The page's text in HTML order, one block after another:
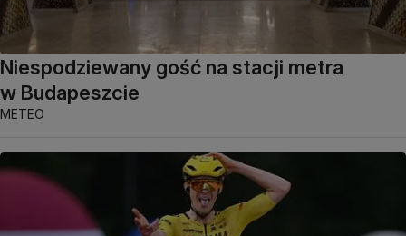
Niespodziewany gość na stacji metra
w Budapeszcie
METEO